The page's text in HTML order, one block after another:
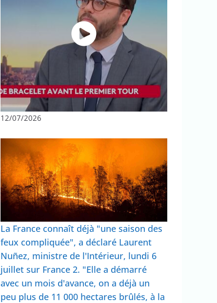
12/07/2026
La France connaît déjà "une saison des
feux compliquée", a déclaré Laurent
Nuñez, ministre de l'Intérieur, lundi 6
juillet sur France 2. "Elle a démarré
avec un mois d'avance, on a déjà un
peu plus de 11 000 hectares brûlés, à la